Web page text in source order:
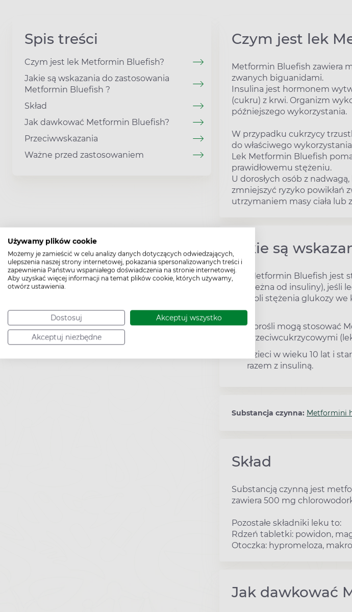
Używamy plików cookie
Możemy je zamieścić w celu analizy danych dotyczących odwiedzających,
ulepszenia naszej strony internetowej, pokazania spersonalizowanych treści i
zapewnienia Państwu wspaniałego doświadczenia na stronie internetowej.
Aby uzyskać więcej informacji na temat plików cookie, których używamy,
otwórz ustawienia.
Dostosuj Akceptuj wszystko
Akceptuj niezbędne
Spis treści
Czym jest lek Metformin Bluefish?
Jakie są wskazania do zastosowania
Metformin Bluefish ?
Skład
Jak dawkować Metformin Bluefish?
Przeciwwskazania
Ważne przed zastosowaniem
Czym jest lek
Metformin Bluefish zawiera
zwanych biguanidami.
Insulina jest hormonem
(cukru) z krwi. Organizm
późniejszego wykorzystania.
W przypadku cukrzycy
do właściwego
Lek Metformin Bluefish
prawidłowemu stężeniu.
U dorosłych osób z
zmniejszyć ryzyko powikłań
utrzymaniem masy ciała
Jakie są
Lek Metformin Bluefish jest
niezależna od insuliny), jeśli
kontroli stężenia glukozy
Dorośli mogą stosować
przeciwcukrzycowymi
Dzieci w wieku 10 lat i
razem z insuliną.
Substancja czynna: Metformini
Skład
Substancją czynną jest
zawiera 500 mg
Pozostałe składniki leku to:
Rdzeń tabletki: powidon,
Otoczka: hypromeloza,
Jak dawkować